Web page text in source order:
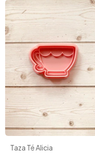
Taza Té Alicia